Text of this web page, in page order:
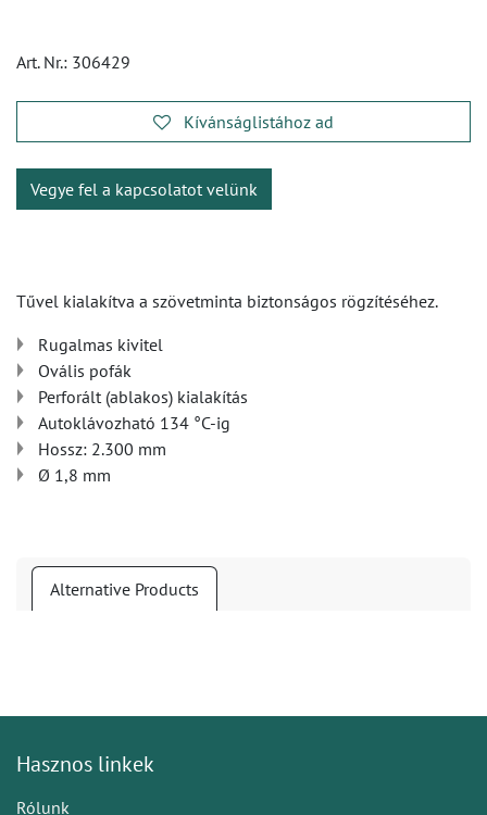
Art. Nr.: 306429
Kívánságlistához ad
Vegye fel a kapcsolatot velünk
Tűvel kialakítva a szövetminta biztonságos rögzítéséhez.
Rugalmas kivitel
Ovális pofák
Perforált (ablakos) kialakítás
Autoklávozható 134 °C-ig
Hossz: 2.300 mm
Ø 1,8 mm
Alternative Products
Hasznos linkek
Rólunk